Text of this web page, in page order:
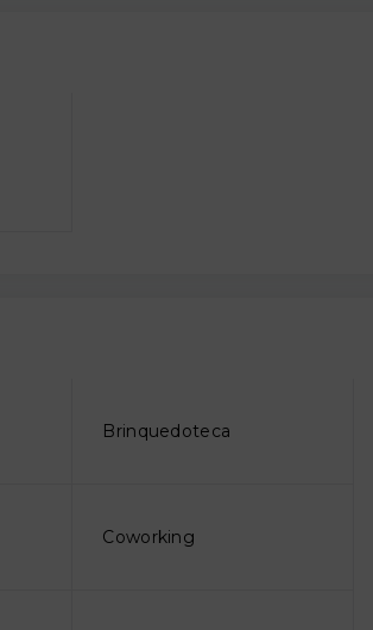
Brinquedoteca
Coworking